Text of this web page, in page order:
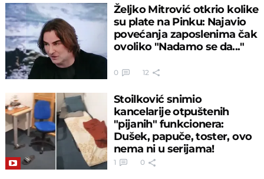
Željko Mitrović otkrio kolike
su plate na Pinku: Najavio
povećanja zaposlenima čak
ovoliko "Nadamo se da..."
0 12
Stoilković snimio
kancelarije otpuštenih
"pijanih" funkcionera:
Dušek, papuče, toster, ovo
nema ni u serijama!
1 0